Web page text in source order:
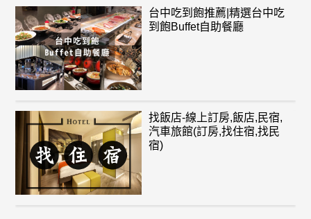
台中吃到飽推薦|精選台中吃
到飽Buffet自助餐廳
找飯店-線上訂房,飯店,民宿,
汽車旅館(訂房,找住宿,找民
宿)